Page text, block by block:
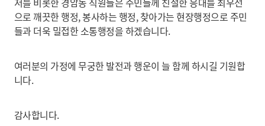
으로 깨끗한 행정, 봉사하는 행정, 찾아가는 현장행정으로 주민
들과 더욱 밀접한 소통행정을 하겠습니다.
여러분의 가정에 무궁한 발전과 행운이 늘 함께 하시길 기원합
니다.
감사합니다.